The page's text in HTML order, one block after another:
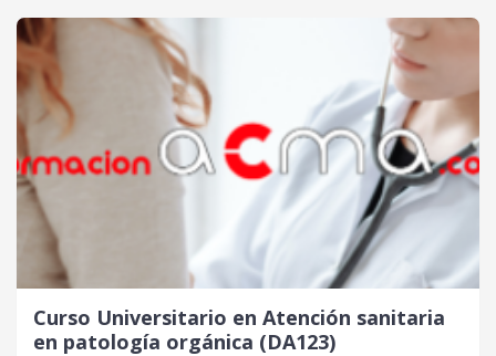
Curso Universitario en Atención sanitaria
en patología orgánica (DA123)